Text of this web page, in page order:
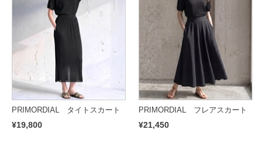
PRIMORDIAL タイトスカート
¥19,800
PRIMORDIAL フレアスカート
¥21,450